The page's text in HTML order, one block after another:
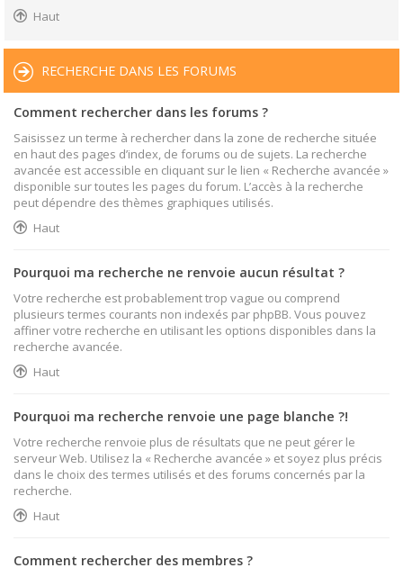
Haut
RECHERCHE DANS LES FORUMS
Comment rechercher dans les forums ?
Saisissez un terme à rechercher dans la zone de recherche située
en haut des pages d’index, de forums ou de sujets. La recherche
avancée est accessible en cliquant sur le lien « Recherche avancée »
disponible sur toutes les pages du forum. L’accès à la recherche
peut dépendre des thèmes graphiques utilisés.
Haut
Pourquoi ma recherche ne renvoie aucun résultat ?
Votre recherche est probablement trop vague ou comprend
plusieurs termes courants non indexés par phpBB. Vous pouvez
affiner votre recherche en utilisant les options disponibles dans la
recherche avancée.
Haut
Pourquoi ma recherche renvoie une page blanche ?!
Votre recherche renvoie plus de résultats que ne peut gérer le
serveur Web. Utilisez la « Recherche avancée » et soyez plus précis
dans le choix des termes utilisés et des forums concernés par la
recherche.
Haut
Comment rechercher des membres ?